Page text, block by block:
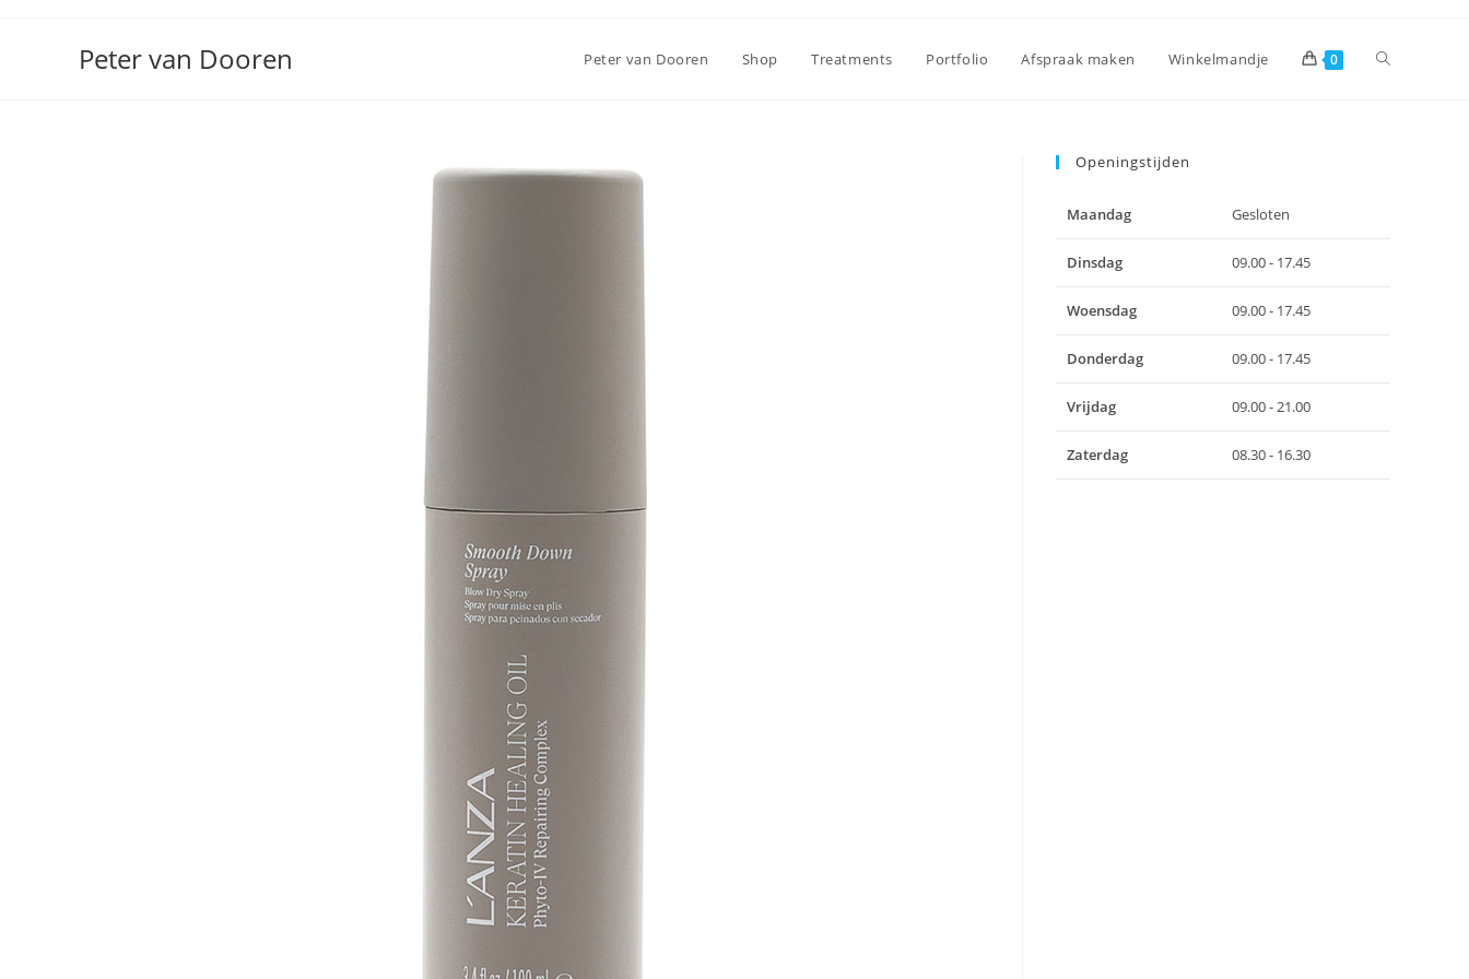
Peter van Dooren Peter van Dooren Shop Treatments Portfolio Afspraak maken Winkelmandje 0 Toggle
Openingstijden
Maandag Gesloten
Dinsdag 09.00 - 17.45
Woensdag 09.00 - 17.45
Donderdag 09.00 - 17.45
Vrijdag 09.00 - 21.00
Zaterdag 08.30 - 16.30